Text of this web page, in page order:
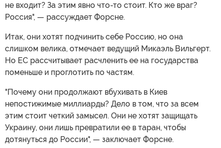
не входит? За этим явно что-то стоит. Кто же враг?
Россия", — рассуждает Форсне.
Итак, они хотят подчинить себе Россию, но она
слишком велика, отмечает ведущий Микаэль Вильгерт.
Но ЕС рассчитывает расчленить ее на государства
поменьше и проглотить по частям.
"Почему они продолжают вбухивать в Киев
непостижимые миллиарды? Дело в том, что за всем
этим стоит четкий замысел. Они не хотят защищать
Украину, они лишь превратили ее в таран, чтобы
дотянуться до России", — заключает Форсне.